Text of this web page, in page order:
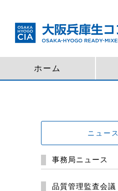
ホーム
ニュース
事務局ニュース
品質管理監査会議